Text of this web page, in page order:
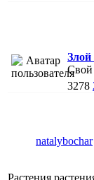
Свой
3278
natalybochar
Растения